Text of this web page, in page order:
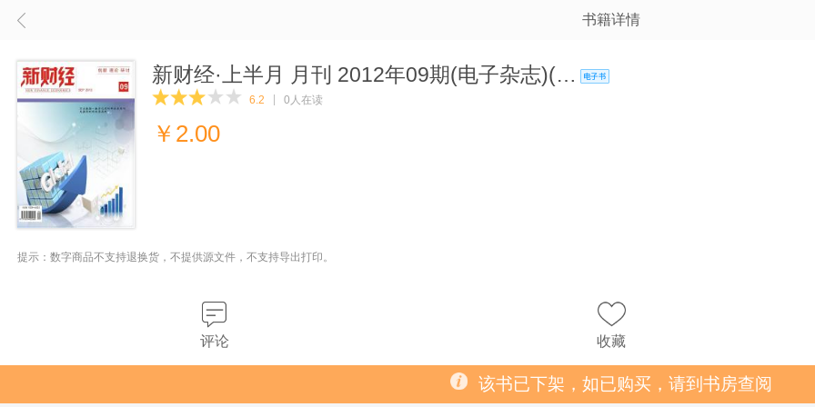
书籍详情
新财经·上半月 月刊 2012年09期(电子杂志)(…
6.2 0人在读
￥ 2.00
提示：数字商品不支持退换货，不提供源文件，不支持导出打印。
评论 收藏
该书已下架，如已购买，请到书房查阅